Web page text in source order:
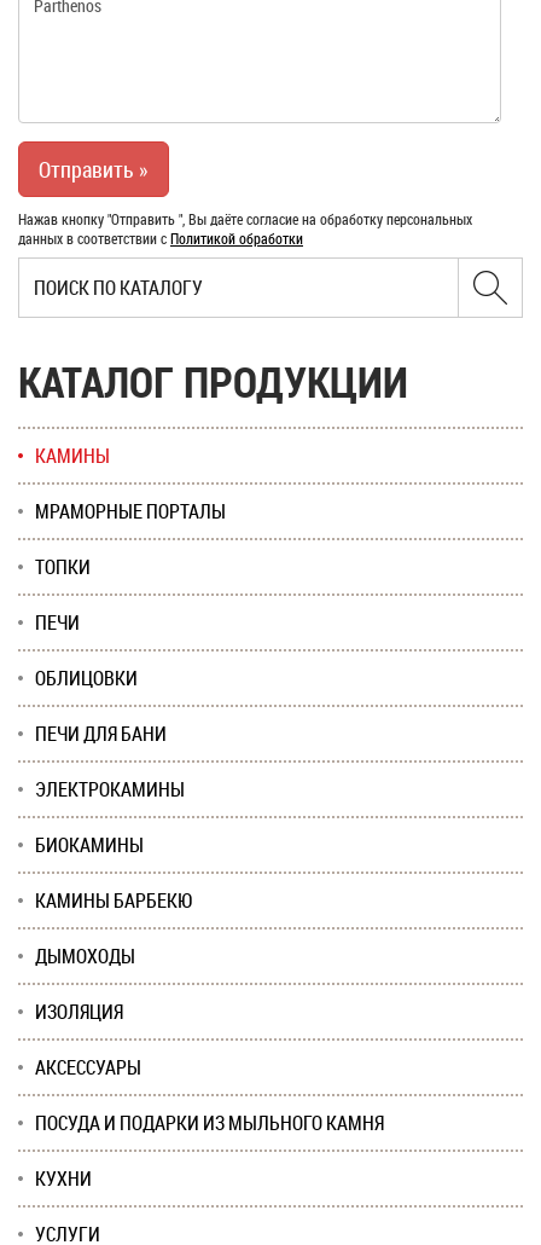
Нажав кнопку "Отправить ", Вы даёте согласие на обработку персональных
данных в соответствии сПолитикой обработки
КАТАЛОГ ПРОДУКЦИИ
КАМИНЫ
МРАМОРНЫЕ ПОРТАЛЫ
ТОПКИ
ПЕЧИ
ОБЛИЦОВКИ
ПЕЧИ ДЛЯ БАНИ
ЭЛЕКТРОКАМИНЫ
БИОКАМИНЫ
КАМИНЫ БАРБЕКЮ
ДЫМОХОДЫ
ИЗОЛЯЦИЯ
АКСЕССУАРЫ
ПОСУДА И ПОДАРКИ ИЗ МЫЛЬНОГО КАМНЯ
КУХНИ
УСЛУГИ